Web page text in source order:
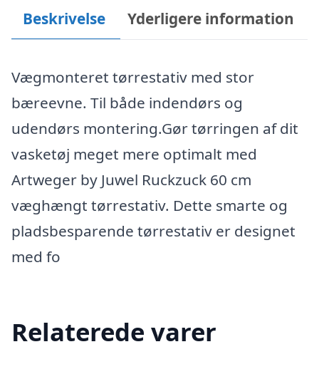
Beskrivelse Yderligere information
Vægmonteret tørrestativ med stor
bæreevne. Til både indendørs og
udendørs montering.Gør tørringen af dit
vasketøj meget mere optimalt med
Artweger by Juwel Ruckzuck 60 cm
væghængt tørrestativ. Dette smarte og
pladsbesparende tørrestativ er designet
med fo
Relaterede varer